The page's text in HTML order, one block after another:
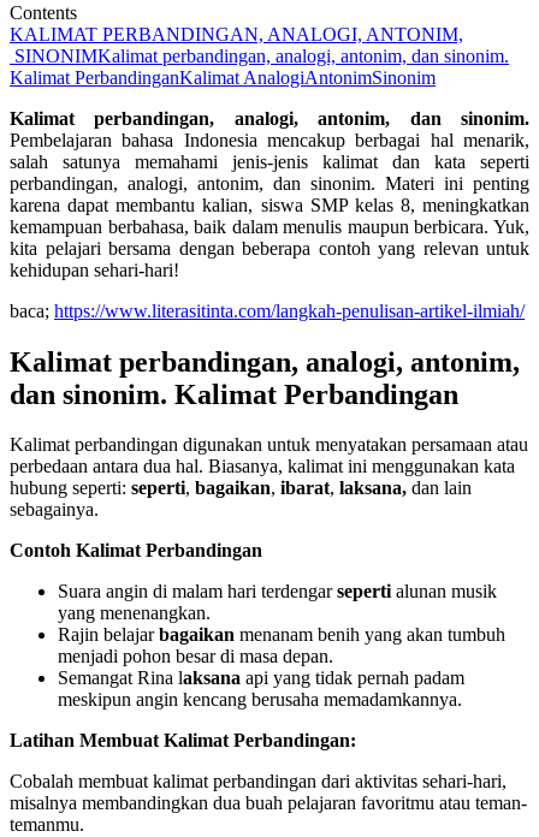
Contents
KALIMAT PERBANDINGAN, ANALOGI, ANTONIM,
SINONIMKalimat perbandingan, analogi, antonim, dan sinonim.
Kalimat PerbandinganKalimat AnalogiAntonimSinonim
Kalimat perbandingan, analogi, antonim, dan sinonim.
Pembelajaran bahasa Indonesia mencakup berbagai hal menarik,
salah satunya memahami jenis-jenis kalimat dan kata seperti
perbandingan, analogi, antonim, dan sinonim. Materi ini penting
karena dapat membantu kalian, siswa SMP kelas 8, meningkatkan
kemampuan berbahasa, baik dalam menulis maupun berbicara. Yuk,
kita pelajari bersama dengan beberapa contoh yang relevan untuk
kehidupan sehari-hari!
baca; https://www.literasitinta.com/langkah-penulisan-artikel-ilmiah/
Kalimat perbandingan, analogi, antonim,
dan sinonim. Kalimat Perbandingan
Kalimat perbandingan digunakan untuk menyatakan persamaan atau
perbedaan antara dua hal. Biasanya, kalimat ini menggunakan kata
hubung seperti: seperti, bagaikan, ibarat, laksana, dan lain
sebagainya.
Contoh Kalimat Perbandingan
Suara angin di malam hari terdengarsepertialunan musik
yang menenangkan.
Rajin belajarbagaikan menanam benih yang akan tumbuh
menjadi pohon besar di masa depan.
Semangat Rina laksana api yang tidak pernah padam
meskipun angin kencang berusaha memadamkannya.
Latihan Membuat Kalimat Perbandingan:
Cobalah membuat kalimat perbandingan dari aktivitas sehari-hari,
misalnya membandingkan dua buah pelajaran favoritmu atau teman-
temanmu.